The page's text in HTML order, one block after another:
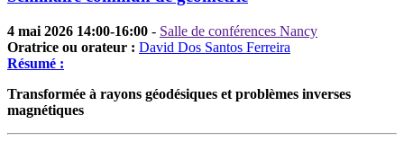
4 mai 2026 14:00-16:00 - Salle de conférences Nancy
Oratrice ou orateur : David Dos Santos Ferreira
Résumé :
Transformée à rayons géodésiques et problèmes inverses
magnétiques